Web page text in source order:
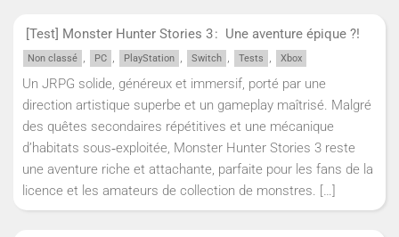
[Test] Monster Hunter Stories 3 : Une aventure épique ?!
Non classé , PC , PlayStation , Switch , Tests , Xbox
Un JRPG solide, généreux et immersif, porté par une
direction artistique superbe et un gameplay maîtrisé. Malgré
des quêtes secondaires répétitives et une mécanique
d’habitats sous‑exploitée, Monster Hunter Stories 3 reste
une aventure riche et attachante, parfaite pour les fans de la
licence et les amateurs de collection de monstres. […]